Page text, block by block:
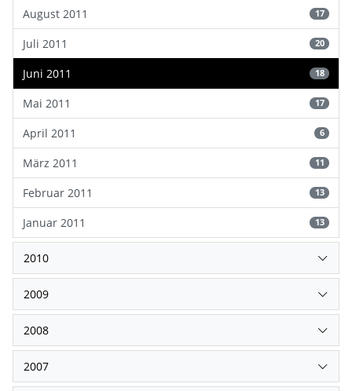
August 2011 17
Juli 2011 20
Juni 2011 18
Mai 2011 17
April 2011 6
März 2011 11
Februar 2011 13
Januar 2011 13
2010
2009
2008
2007